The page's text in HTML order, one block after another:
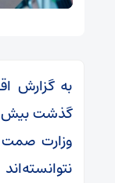
به گزارش
وزارت صمت